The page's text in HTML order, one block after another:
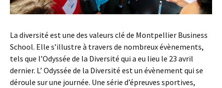
La diversité est une des valeurs clé de Montpellier Business
School. Elle s’illustre à travers de nombreux évènements,
tels que l’Odyssée de la Diversité qui a eu lieu le 23 avril
dernier. L’ Odyssée de la Diversité est un évènement qui se
déroule sur une journée. Une série d’épreuves sportives,